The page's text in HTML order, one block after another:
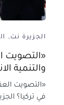
الجزيرة نت
«التصويت
والتنمية
«التصويت